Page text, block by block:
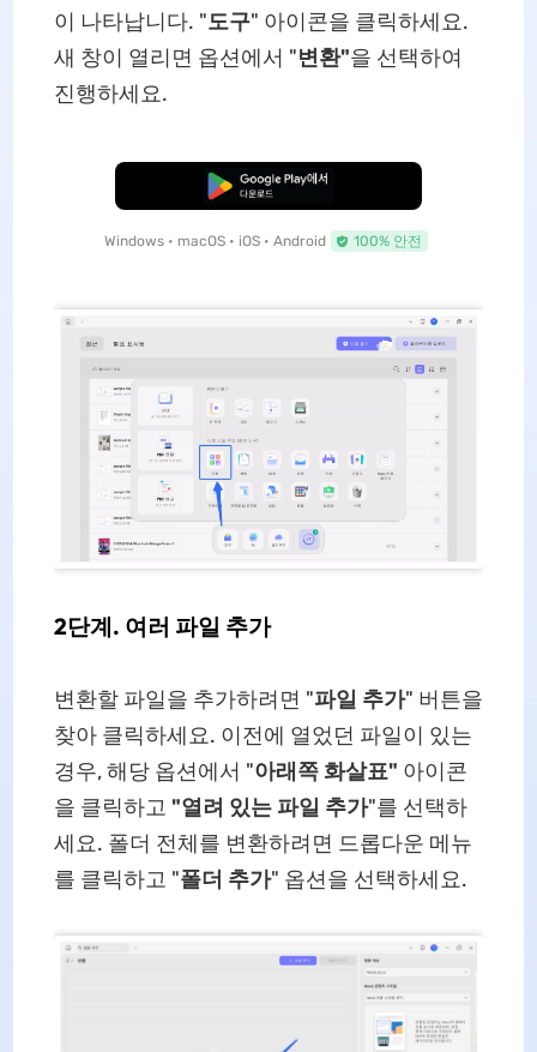
이 나타납니다. "도구" 아이콘을 클릭하세요.
새 창이 열리면 옵션에서 "변환"을 선택하여
진행하세요.
무료로 다운로드
Windows • macOS • iOS • Android 100% 안전
2단계. 여러 파일 추가
변환할 파일을 추가하려면 "파일 추가" 버튼을
찾아 클릭하세요. 이전에 열었던 파일이 있는
경우, 해당 옵션에서 "아래쪽 화살표" 아이콘
을 클릭하고 "열려 있는 파일 추가"를 선택하
세요. 폴더 전체를 변환하려면 드롭다운 메뉴
를 클릭하고 "폴더 추가" 옵션을 선택하세요.